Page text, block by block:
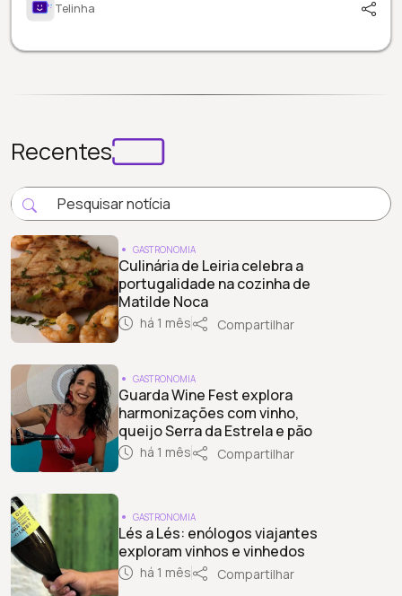
Telinha
Recentes
GASTRONOMIA
Culinária de Leiria celebra a
portugalidade na cozinha de
Matilde Noca
há 1 mês Compartilhar
GASTRONOMIA
Guarda Wine Fest explora
harmonizações com vinho,
queijo Serra da Estrela e pão
há 1 mês Compartilhar
GASTRONOMIA
Lés a Lés: enólogos viajantes
exploram vinhos e vinhedos
há 1 mês Compartilhar